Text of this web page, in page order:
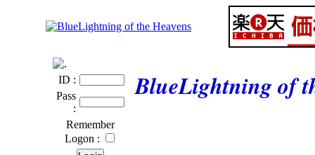
ID :
Pass
:
Remember
Logon :
BlueLightning of